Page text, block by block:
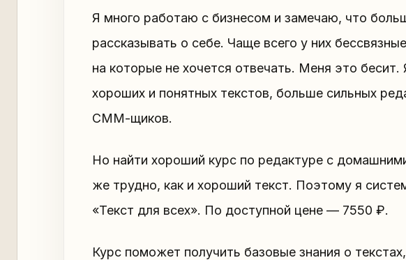
Я много работаю с бизнесом и замечаю, что
рассказывать о себе. Чаще всего у них
на которые не хочется отвечать. Меня это
хороших и понятных текстов, больше сильных
СММ-щиков.
Но найти хороший курс по редактуре с
же трудно, как и хороший текст. Поэтому я
«Текст для всех». По доступной цене — 7550 ₽.
Курс поможет получить базовые знания о